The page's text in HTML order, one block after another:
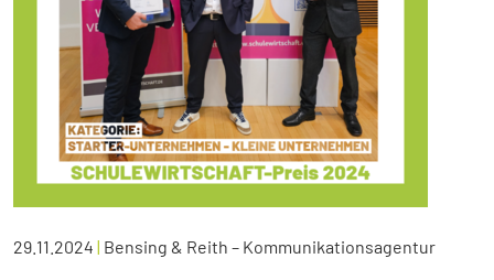
29.11.2024 | Bensing & Reith – Kommunikationsagentur